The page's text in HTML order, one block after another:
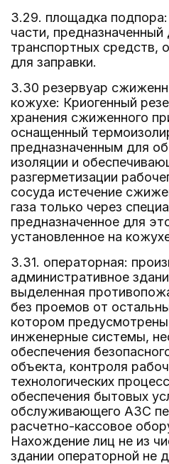
3.29. площадка
части, предназначенный
транспортных
для заправки.
3.30 резервуар
кожухе: Криогенный
хранения сжиженного
оснащенный
предназначенным для
изоляции и
разгерметизации
сосуда истечение
газа только через
предназначенное для
установленное на
3.31. операторная:
административное
выделенная
без проемов от
котором
инженерные системы,
обеспечения
объекта, контроля
технологических
обеспечения бытовых
обслуживающего АЗС
расчетно-кассовое
Нахождение лиц не из
здании операторной не